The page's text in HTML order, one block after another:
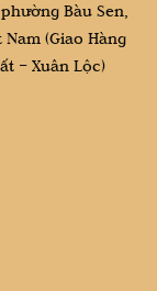
Bàu Sen,
(Giao Hàng
– Xuân Lộc)